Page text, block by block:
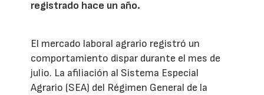
registrado hace un año.
El mercado laboral agrario registró un
comportamiento dispar durante el mes de
julio. La afiliación al Sistema Especial
Agrario (SEA) del Régimen General de la